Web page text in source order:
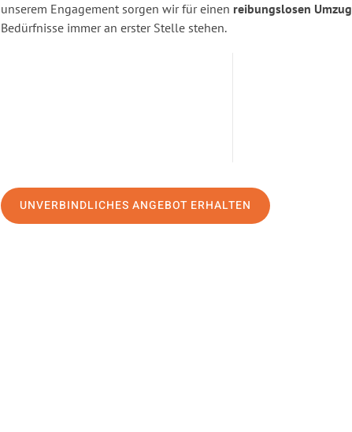
unserem Engagement sorgen wir für einen reibungslosen Umzug
Bedürfnisse immer an erster Stelle stehen.
UNVERBINDLICHES ANGEBOT ERHALTEN